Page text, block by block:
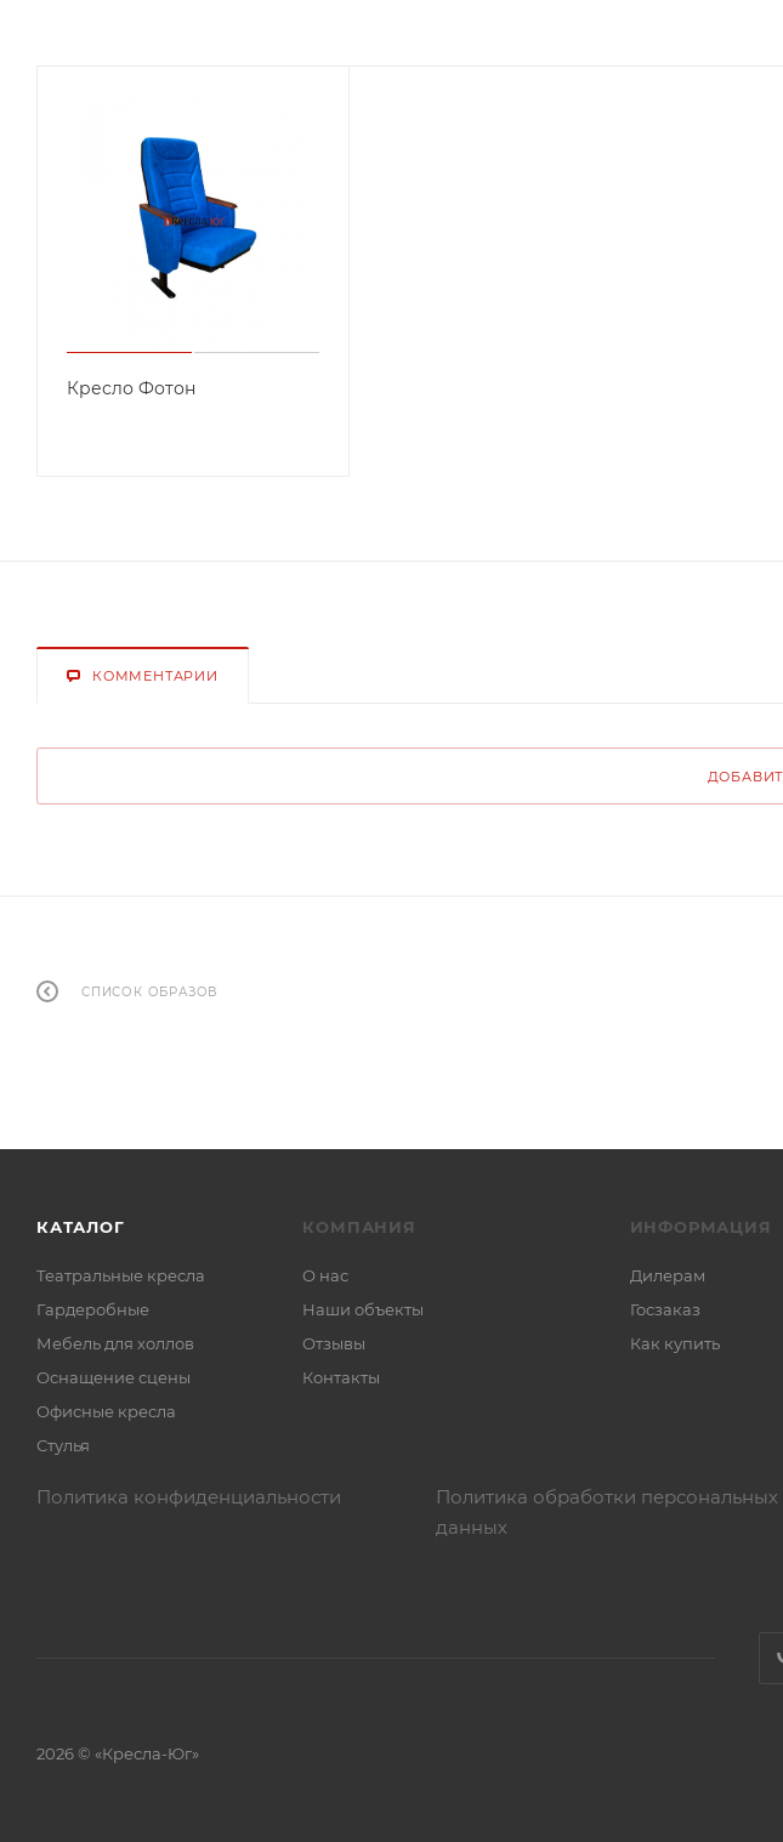
Кресло Фотон
КОММЕНТАРИИ
СПИСОК ОБРАЗОВ
КАТАЛОГ
Театральные кресла
Гардеробные
Мебель для холлов
Оснащение сцены
Офисные кресла
Стулья
КОМПАНИЯ
О нас
Наши объекты
Отзывы
Контакты
ИНФОРМАЦИЯ
Дилерам
Госзаказ
Как купить
Политика конфиденциальности
Политика обработки персональных
данных
2026 © «Кресла-Юг»